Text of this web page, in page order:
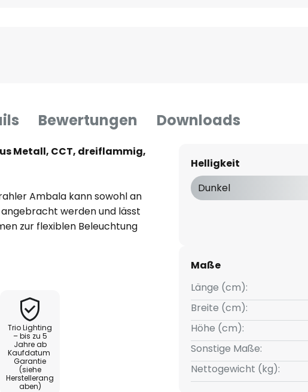
Bewertungen Downloads
Metall, CCT, dreiflammig,
Ambala kann sowohl an
werden und lässt
zur flexiblen Beleuchtung
lässt sich das Licht
eines externen Dimmers
Durch mehrmalige
geschaltet
Trio Lighting
– bis zu 5
Jahre ab
Kaufdatum
Garantie
(siehe
Herstellerang
aben)
Helligkeit
Dunkel
Maße
Länge (cm):
Breite (cm):
Höhe (cm):
Sonstige Maße:
Nettogewicht (kg):